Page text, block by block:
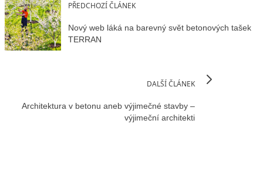
PŘEDCHOZÍ ČLÁNEK
Nový web láká na barevný svět betonových tašek
TERRAN
DALŠÍ ČLÁNEK
Architektura v betonu aneb výjimečné stavby –
výjimeční architekti